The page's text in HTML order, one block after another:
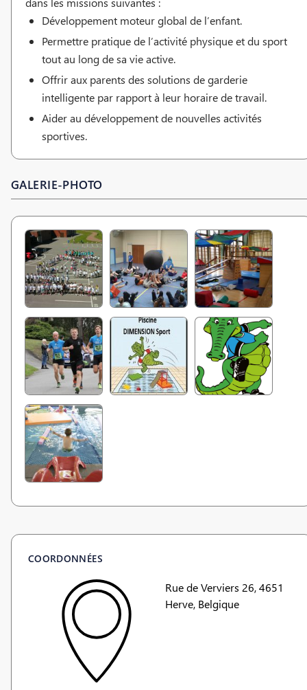
Développement moteur global de l’enfant.
Permettre pratique de l’activité physique et du sport
tout au long de sa vie active.
Offrir aux parents des solutions de garderie
intelligente par rapport à leur horaire de travail.
Aider au développement de nouvelles activités
sportives.
GALERIE-PHOTO
COORDONNÉES
Rue de Verviers 26, 4651
Herve, Belgique